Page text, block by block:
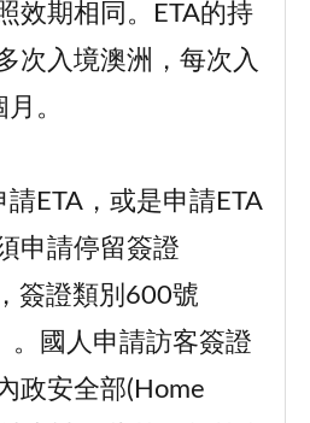
效期相同。ETA的持
次入境澳洲，每次入
。
ETA，或是申請ETA
申請停留簽證
簽證類別600號
。國人申請訪客簽證
政安全部(Home